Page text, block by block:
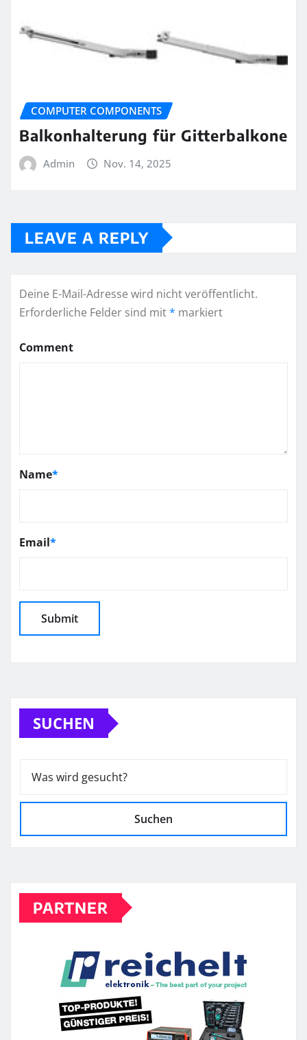
COMPUTER COMPONENTS
Balkonhalterung für Gitterbalkone
Admin Nov. 14, 2025
LEAVE A REPLY
Deine E-Mail-Adresse wird nicht veröffentlicht.
Erforderliche Felder sind mit* markiert
Comment
Name*
Email*
SUCHEN
Suchen
PARTNER